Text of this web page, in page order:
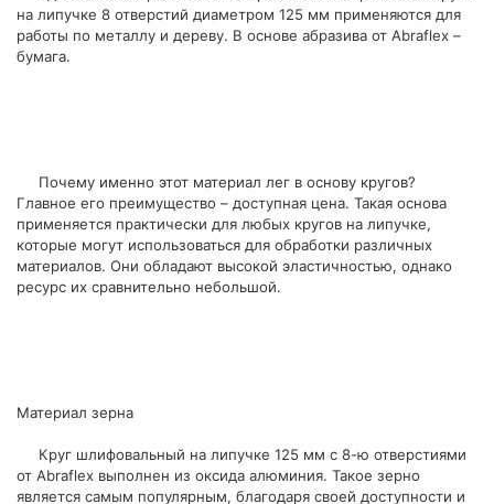
на липучке 8 отверстий диаметром 125 мм применяются для
работы по металлу и дереву. В основе абразива от Abraflex –
бумага.
Почему именно этот материал лег в основу кругов?
Главное его преимущество – доступная цена. Такая основа
применяется практически для любых кругов на липучке,
которые могут использоваться для обработки различных
материалов. Они обладают высокой эластичностью, однако
ресурс их сравнительно небольшой.
Материал зерна
Круг шлифовальный на липучке 125 мм с 8-ю отверстиями
от Abraflex выполнен из оксида алюминия. Такое зерно
является самым популярным, благодаря своей доступности и